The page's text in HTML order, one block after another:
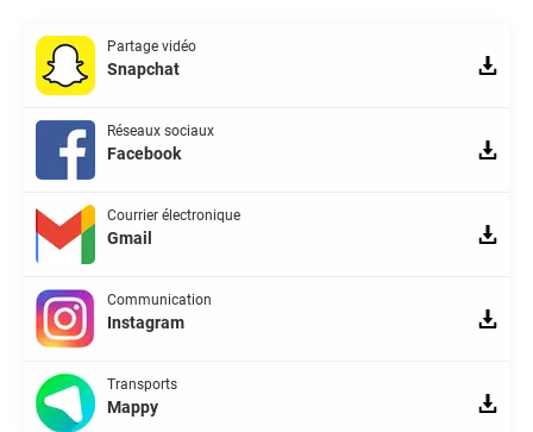
Partage vidéo
Snapchat
Réseaux sociaux
Facebook
Courrier électronique
Gmail
Communication
Instagram
Transports
Mappy